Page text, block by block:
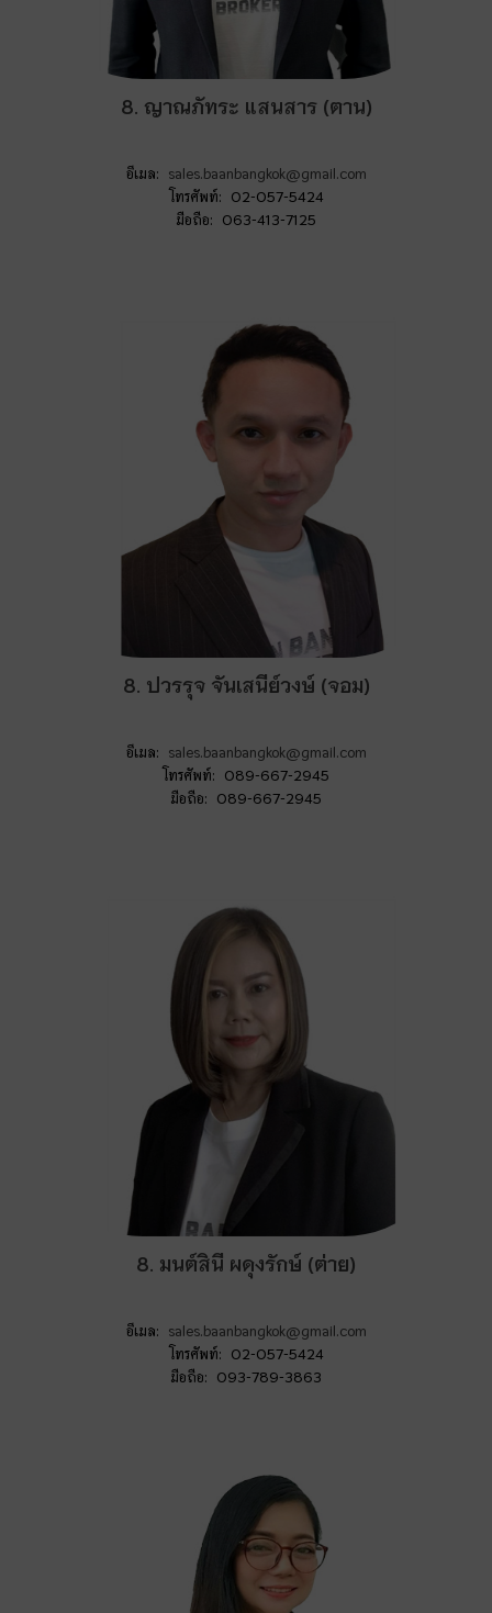
8. ญาณภัทระ แสนสาร (ตาน)
อีเมล: sales.baanbangkok@gmail.com
โทรศัพท์: 02-057-5424
มือถือ: 063-413-7125
8. ปวรรุจ จันเสนีย์วงษ์ (จอม)
อีเมล: sales.baanbangkok@gmail.com
โทรศัพท์: 089-667-2945
มือถือ: 089-667-2945
8. มนต์สินี ผดุงรักษ์ (ต่าย)
อีเมล: sales.baanbangkok@gmail.com
โทรศัพท์: 02-057-5424
มือถือ: 093-789-3863